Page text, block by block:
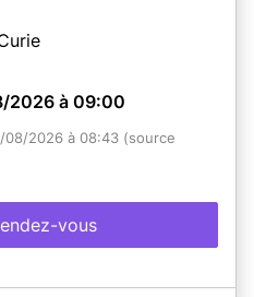
2026 à 09:00
08/2026 à 08:43 (source
vous